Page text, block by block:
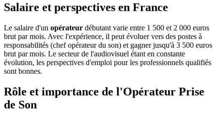
Salaire et perspectives en France
Le salaire d'un opérateur débutant varie entre 1 500 et 2 000 euros
brut par mois. Avec l'expérience, il peut évoluer vers des postes à
responsabilités (chef opérateur du son) et gagner jusqu'à 3 500 euros
brut par mois. Le secteur de l'audiovisuel étant en constante
évolution, les perspectives d'emploi pour les professionnels qualifiés
sont bonnes.
Rôle et importance de l'Opérateur Prise
de Son